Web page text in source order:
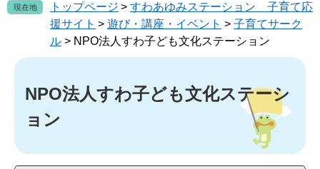
現在地 トップページ > すわあゆみステーション 子育て応
援サイト > 遊び・講座・イベント > 子育てサーク
ル > NPO法人すわ子ども文化ステーション
本
NPO法人すわ子ども文化ステーシ
ョン